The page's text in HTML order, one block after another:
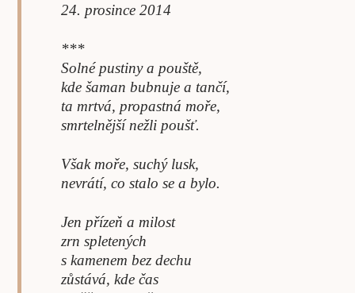
24. prosince 2014
***
Solné pustiny a pouště,
kde šaman bubnuje a tančí,
ta mrtvá, propastná moře,
smrtelnější nežli poušť.
Však moře, suchý lusk,
nevrátí, co stalo se a bylo.
Jen přízeň a milost
zrn spletených
s kamenem bez dechu
zůstává, kde čas